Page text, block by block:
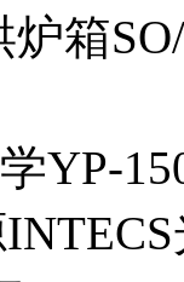
炉箱
YP-